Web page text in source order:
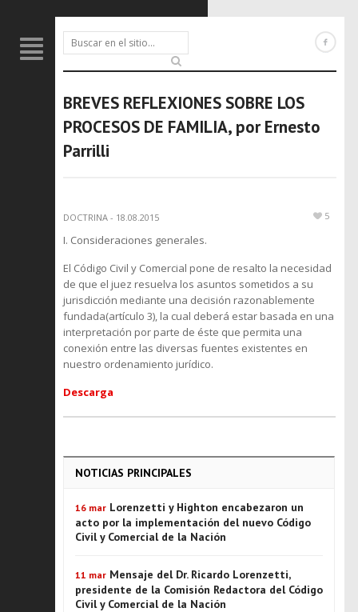
BREVES REFLEXIONES SOBRE LOS
PROCESOS DE FAMILIA, por Ernesto
Parrilli
DOCTRINA - 18.08.2015 5
I. Consideraciones generales.
El Código Civil y Comercial pone de resalto la necesidad
de que el juez resuelva los asuntos sometidos a su
jurisdicción mediante una decisión razonablemente
fundada(artículo 3), la cual deberá estar basada en una
interpretación por parte de éste que permita una
conexión entre las diversas fuentes existentes en
nuestro ordenamiento jurídico.
Descarga
NOTICIAS PRINCIPALES
16 mar Lorenzetti y Highton encabezaron un
acto por la implementación del nuevo Código
Civil y Comercial de la Nación
11 mar Mensaje del Dr. Ricardo Lorenzetti,
presidente de la Comisión Redactora del Código
Civil y Comercial de la Nación